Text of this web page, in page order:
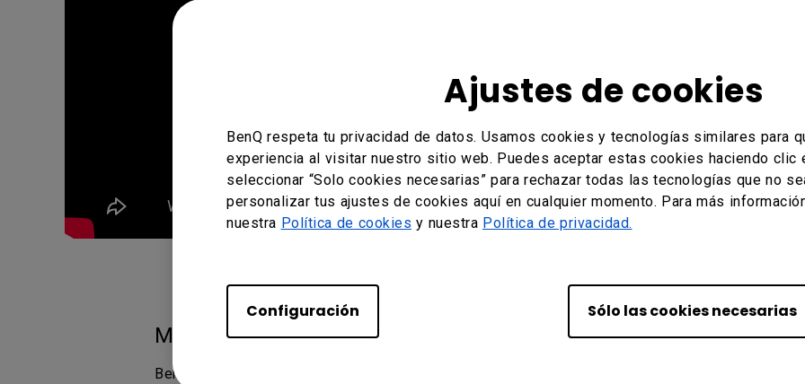
Ajustes de cookies
BenQ respeta tu privacidad de datos. Usamos cookies y tecnologías similares para
experiencia al visitar nuestro sitio web. Puedes aceptar estas cookies haciendo clic
seleccionar “Solo cookies necesarias” para rechazar todas las tecnologías que no
personalizar tus ajustes de cookies aquí en cualquier momento. Para más
nuestra Política de cookies y nuestra Política de privacidad.
Configuración Sólo las cookies necesarias
Modelos aplicables
BenQ Board Master | RM6504, BenQ Board Master | RM8604, BenQ Board Pro | RP6504, BenQ